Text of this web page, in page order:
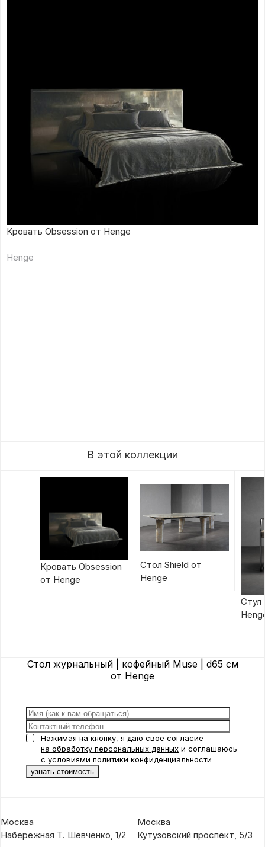
Кровать Obsession от Henge
Henge
В этой коллекции
Кровать Obsession
от Henge
Стол Shield от
Henge
Стул
Стол журнальный | кофейный Muse | d65 см
от Henge
Нажимая на кнопку, я даю свое согласие
на обработку персональных данных и соглашаюсь
с условиями политики конфиденциальности
Москва
Набережная Т. Шевченко, 1/2
Москва
Кутузовский проспект, 5/3